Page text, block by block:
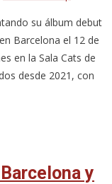
su álbum debut
Barcelona el 12 de
en la Sala Cats de
desde 2021, con
y